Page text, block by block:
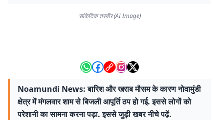
सांकेतिक तस्वीर (AI Image)
Noamundi News: बारिश और खराब मौसम के कारण नोवामुंडी
क्षेत्र में मंगलवार शाम से बिजली आपूर्ति ठप हो गई. इससे लोगों को
परेशानी का सामना करना पड़ा. इससे जुड़ी खबर नीचे पढ़ें.